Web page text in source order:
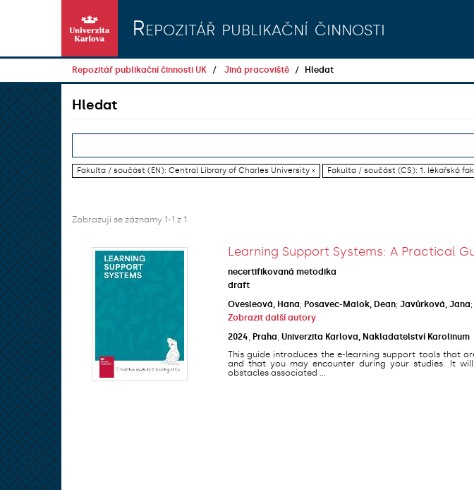
Repozitář publikační činnosti
Repozitář publikační činnosti UK Jiná pracoviště Hledat
Hledat
Fakulta / součást (EN): Central Library of Charles University × Fakulta / součást (CS): 1. lékařská
Zobrazují se záznamy 1-1 z 1
Learning Support Systems: A Practical
necertifikovaná metodika
draft
Ovesleová, Hana; Posavec-Malok, Dean; Javůrková, Jana;
Zobrazit další autory
2024
Praha Univerzita Karlova, Nakladatelství Karolinum
This guide introduces the e-learning support tools that
and that you may encounter during your studies. It
obstacles associated ...